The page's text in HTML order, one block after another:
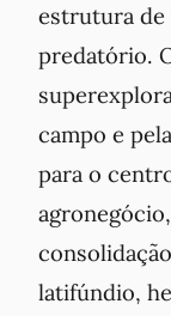
estrutura de
predatório.
campo e
para o
latifúndio,